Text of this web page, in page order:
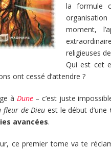
la formule
moment,
religieuses de
Qui est cet
ont cessé d’attendre ?
à Dune– c’est juste
fleur de Dieu est le début d’une
avancées.
ce premier tome va te